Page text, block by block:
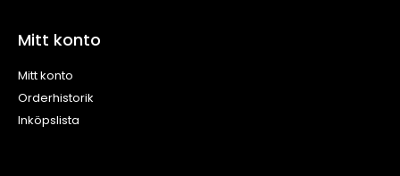
Mitt konto
Mitt konto
Orderhistorik
Inköpslista